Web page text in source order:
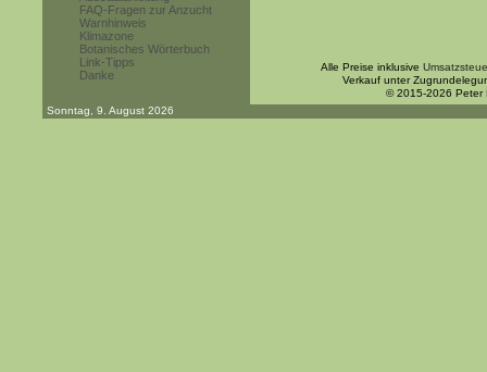
FAQ-Fragen zur Anzucht
Warnhinweis
Klimazone
Botanisches Wörterbuch
Link-Tipps
Danke
Alle Preise inklusive
Verkauf unter
© 2015-2026 Peter
Sonntag, 9. August 2026